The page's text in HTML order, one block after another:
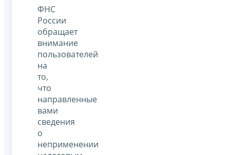
ФНС
России
обращает
внимание
пользователей
на
то,
что
направленные
вами
сведения
о
неприменении